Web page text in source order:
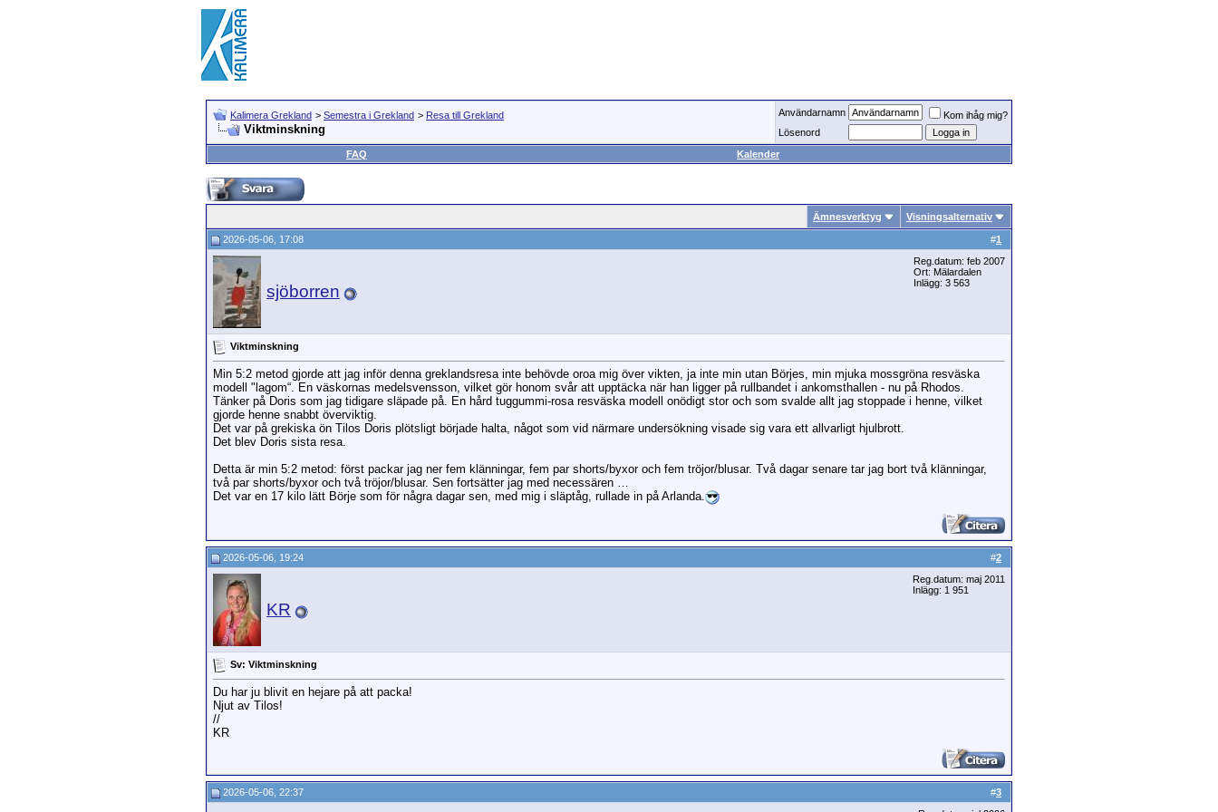
Kalimera Grekland > Semestra i Grekland > Resa till Grekland
Viktminskning
Användarnamn
Kom ihåg mig?
Lösenord
FAQ
Kalender
Ämnesverktyg Visningsalternativ
#1
2026-05-06, 17:08
sjöborren
Reg.datum: feb 2007
Ort: Mälardalen
Inlägg: 3 563
Viktminskning
Min 5:2 metod gjorde att jag inför denna greklandsresa inte behövde oroa mig över vikten, ja inte min utan Börjes, min mjuka mossgröna resväska
modell "lagom“. En väskornas medelsvensson, vilket gör honom svår att upptäcka när han ligger på rullbandet i ankomsthallen - nu på Rhodos.
Tänker på Doris som jag tidigare släpade på. En hård tuggummi-rosa resväska modell onödigt stor och som svalde allt jag stoppade i henne, vilket
gjorde henne snabbt överviktig.
Det var på grekiska ön Tilos Doris plötsligt började halta, något som vid närmare undersökning visade sig vara ett allvarligt hjulbrott.
Det blev Doris sista resa.
Detta är min 5:2 metod: först packar jag ner fem klänningar, fem par shorts/byxor och fem tröjor/blusar. Två dagar senare tar jag bort två klänningar,
två par shorts/byxor och två tröjor/blusar. Sen fortsätter jag med necessären …
Det var en 17 kilo lätt Börje som för några dagar sen, med mig i släptåg, rullade in på Arlanda.
#2
2026-05-06, 19:24
KR
Reg.datum: maj 2011
Inlägg: 1 951
Sv: Viktminskning
Du har ju blivit en hejare på att packa!
Njut av Tilos!
//
KR
#3
2026-05-06, 22:37